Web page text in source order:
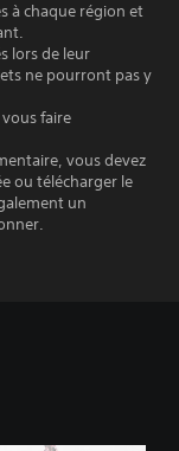
à chaque région et
lors de leur
ne pourront pas y
faire
vous devez
ou télécharger le
un